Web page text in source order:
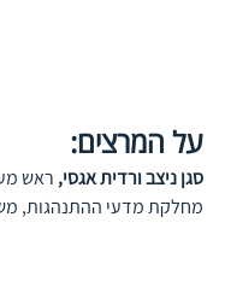
על המרצים:
סגן ניצב ורדית אגסי, ראש
מחלקת מדעי ההתנהגות,